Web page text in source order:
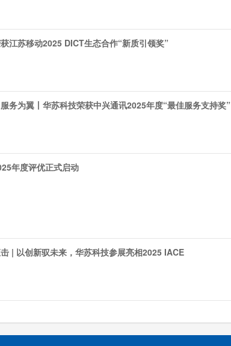
江苏移动2025 DICT生态合作“新质引领奖”
务为翼丨华苏科技荣获中兴通讯2025年度“最佳服务支持奖”
年度评优正式启动
| 以创新驭未来，华苏科技参展亮相2025 IACE